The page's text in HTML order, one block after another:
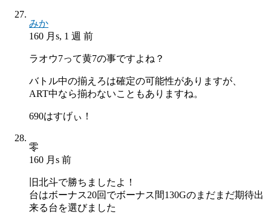
みか
160 月s, 1 週 前
ラオウ7って黄7の事ですよね？
バトル中の揃えろは確定の可能性がありますが、
ART中なら揃わないこともありますね。
690はすげぃ！
零
160 月s 前
旧北斗で勝ちましたよ！
台はボーナス20回でボーナス間130Gのまだまだ期待出
来る台を選びました